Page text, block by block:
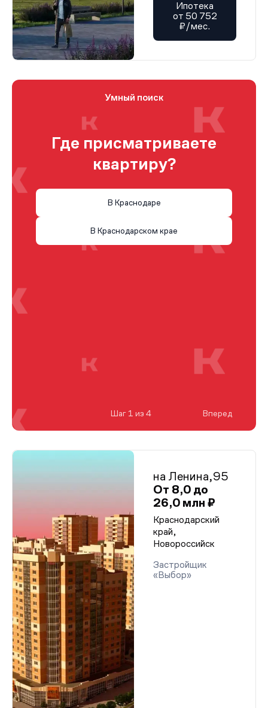
Ипотека
от 50 752
₽/мес.
на Ленина,95
От 8,0 до
26,0 млн ₽
Краснодарский
край,
Новороссийск
Застройщик
«Выбор»
Умный поиск
Где присматриваете
квартиру?
В Краснодаре
В Краснодарском крае
Шаг 1 из 4 Вперед